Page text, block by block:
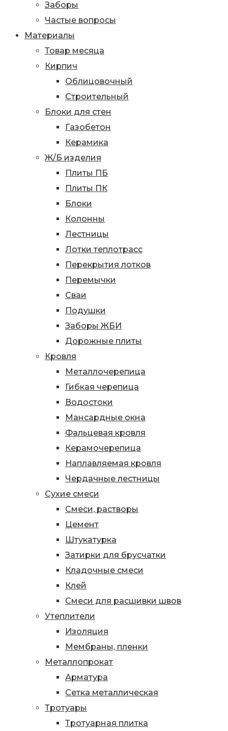
Заборы
Частые вопросы
Материалы
Товар месяца
Кирпич
Облицовочный
Строительный
Блоки для стен
Газобетон
Керамика
Ж/Б изделия
Плиты ПБ
Плиты ПК
Блоки
Колонны
Лестницы
Лотки теплотрасс
Перекрытия лотков
Перемычки
Сваи
Подушки
Заборы ЖБИ
Дорожные плиты
Кровля
Металлочерепица
Гибкая черепица
Водостоки
Мансардные окна
Фальцевая кровля
Керамочерепица
Наплавляемая кровля
Чердачные лестницы
Сухие смеси
Смеси, растворы
Цемент
Штукатурка
Затирки для брусчатки
Кладочные смеси
Клей
Смеси для расшивки швов
Утеплители
Изоляция
Мембраны, пленки
Металлопрокат
Арматура
Сетка металлическая
Тротуары
Тротуарная плитка